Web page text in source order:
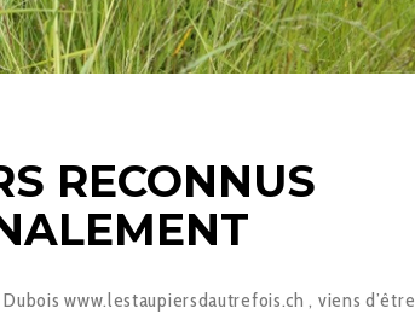
RECONNUS
www.lestaupiersdautrefois.ch , viens d’être